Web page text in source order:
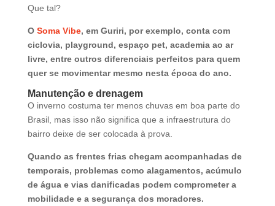
Que tal?
O Soma Vibe, em Guriri, por exemplo, conta com
ciclovia, playground, espaço pet, academia ao ar
livre, entre outros diferenciais perfeitos para quem
quer se movimentar mesmo nesta época do ano.
Manutenção e drenagem
O inverno costuma ter menos chuvas em boa parte do
Brasil, mas isso não significa que a infraestrutura do
bairro deixe de ser colocada à prova.
Quando as frentes frias chegam acompanhadas de
temporais, problemas como alagamentos, acúmulo
de água e vias danificadas podem comprometer a
mobilidade e a segurança dos moradores.